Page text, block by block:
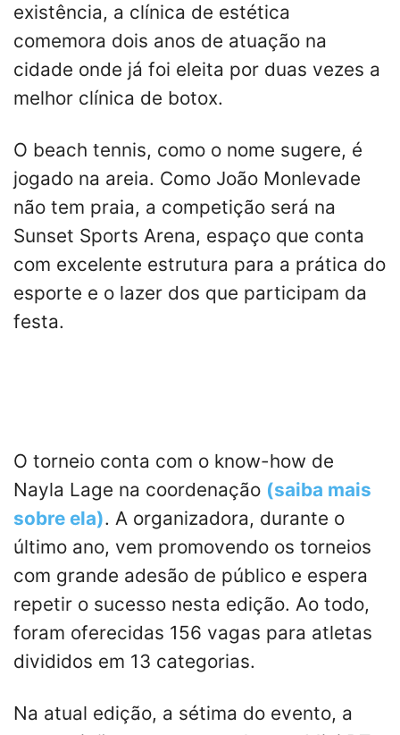
existência, a clínica de estética
comemora dois anos de atuação na
cidade onde já foi eleita por duas vezes a
melhor clínica de botox.
O beach tennis, como o nome sugere, é
jogado na areia. Como João Monlevade
não tem praia, a competição será na
Sunset Sports Arena, espaço que conta
com excelente estrutura para a prática do
esporte e o lazer dos que participam da
festa.
O torneio conta com o know-how de
Nayla Lage na coordenação (saiba mais
sobre ela). A organizadora, durante o
último ano, vem promovendo os torneios
com grande adesão de público e espera
repetir o sucesso nesta edição. Ao todo,
foram oferecidas 156 vagas para atletas
divididos em 13 categorias.
Na atual edição, a sétima do evento, a